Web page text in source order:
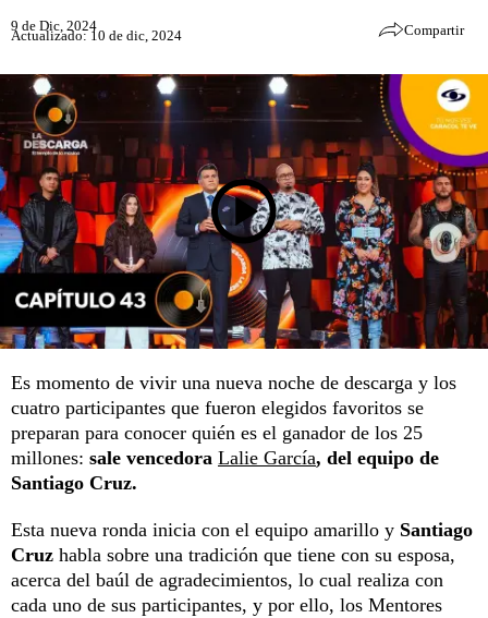
9 de Dic, 2024
Actualizado: 10 de dic, 2024 Compartir
Es momento de vivir una nueva noche de descarga y los
cuatro participantes que fueron elegidos favoritos se
preparan para conocer quién es el ganador de los 25
millones: sale vencedora Lalie García, del equipo de
Santiago Cruz.
Esta nueva ronda inicia con el equipo amarillo y Santiago
Cruz habla sobre una tradición que tiene con su esposa,
acerca del baúl de agradecimientos, lo cual realiza con
cada uno de sus participantes, y por ello, los Mentores